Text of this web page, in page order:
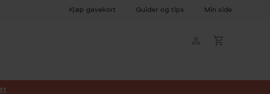
Kjøp gavekort Guider og tips Min side